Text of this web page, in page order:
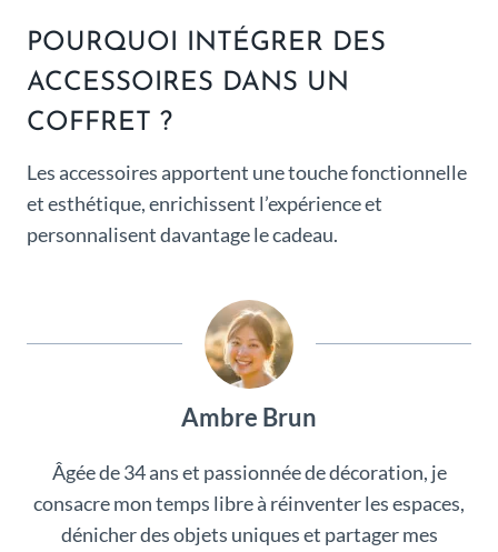
POURQUOI INTÉGRER DES
ACCESSOIRES DANS UN
COFFRET ?
Les accessoires apportent une touche fonctionnelle
et esthétique, enrichissent l’expérience et
personnalisent davantage le cadeau.
Ambre Brun
Âgée de 34 ans et passionnée de décoration, je
consacre mon temps libre à réinventer les espaces,
dénicher des objets uniques et partager mes